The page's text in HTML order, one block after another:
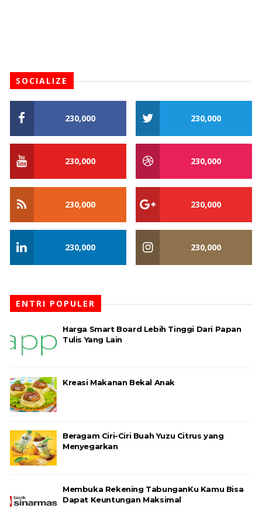
SOCIALIZE
230,000 230,000
230,000 230,000
230,000 230,000
230,000 230,000
ENTRI POPULER
Harga Smart Board Lebih Tinggi Dari Papan
Tulis Yang Lain
Kreasi Makanan Bekal Anak
Beragam Ciri-Ciri Buah Yuzu Citrus yang
Menyegarkan
Membuka Rekening TabunganKu Kamu Bisa
Dapat Keuntungan Maksimal